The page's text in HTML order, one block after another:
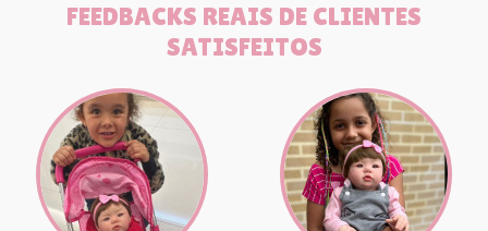
FEEDBACKS REAIS DE CLIENTES
SATISFEITOS